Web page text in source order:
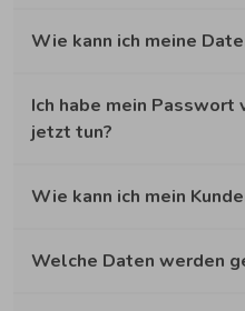
Wie kann ich meine
Ich habe mein Passwort
jetzt tun?
Wie kann ich mein
Welche Daten werden